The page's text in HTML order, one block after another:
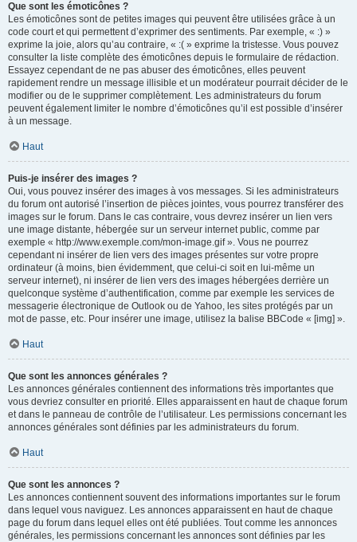
Que sont les émoticônes ?
Les émoticônes sont de petites images qui peuvent être utilisées grâce à un
code court et qui permettent d’exprimer des sentiments. Par exemple, « :) »
exprime la joie, alors qu’au contraire, « :( » exprime la tristesse. Vous pouvez
consulter la liste complète des émoticônes depuis le formulaire de rédaction.
Essayez cependant de ne pas abuser des émoticônes, elles peuvent
rapidement rendre un message illisible et un modérateur pourrait décider de le
modifier ou de le supprimer complètement. Les administrateurs du forum
peuvent également limiter le nombre d’émoticônes qu’il est possible d’insérer
à un message.
Haut
Puis-je insérer des images ?
Oui, vous pouvez insérer des images à vos messages. Si les administrateurs
du forum ont autorisé l’insertion de pièces jointes, vous pourrez transférer des
images sur le forum. Dans le cas contraire, vous devrez insérer un lien vers
une image distante, hébergée sur un serveur internet public, comme par
exemple « http://www.exemple.com/mon-image.gif ». Vous ne pourrez
cependant ni insérer de lien vers des images présentes sur votre propre
ordinateur (à moins, bien évidemment, que celui-ci soit en lui-même un
serveur internet), ni insérer de lien vers des images hébergées derrière un
quelconque système d’authentification, comme par exemple les services de
messagerie électronique de Outlook ou de Yahoo, les sites protégés par un
mot de passe, etc. Pour insérer une image, utilisez la balise BBCode « [img] ».
Haut
Que sont les annonces générales ?
Les annonces générales contiennent des informations très importantes que
vous devriez consulter en priorité. Elles apparaissent en haut de chaque forum
et dans le panneau de contrôle de l’utilisateur. Les permissions concernant les
annonces générales sont définies par les administrateurs du forum.
Haut
Que sont les annonces ?
Les annonces contiennent souvent des informations importantes sur le forum
dans lequel vous naviguez. Les annonces apparaissent en haut de chaque
page du forum dans lequel elles ont été publiées. Tout comme les annonces
générales, les permissions concernant les annonces sont définies par les